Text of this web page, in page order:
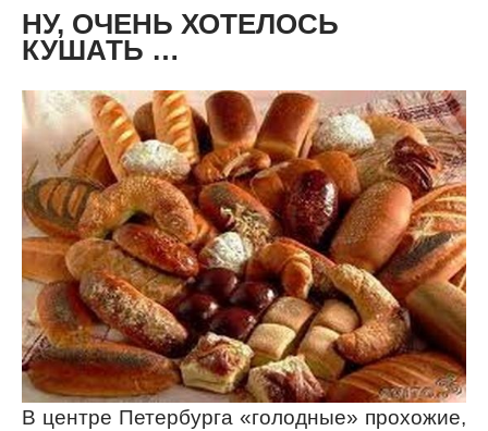
НУ, ОЧЕНЬ ХОТЕЛОСЬ
КУШАТЬ …
В центре Петербурга «голодные» прохожие,